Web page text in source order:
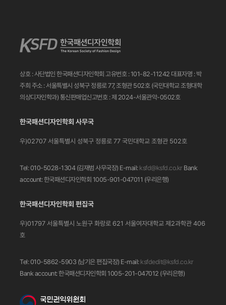
상호 : 사단법인 한국패션디자인학회 고유번호 : 101-82-11242 대표자명 : 박
주희 주소 : 서울특별시 성북구 정릉로 77, 조형관 502호 (국민대학교 조형대학
의상디자인학과) 통신판매업신고번호 : 제 2024-서울관악-0502호
한국패션디자인학회 사무국
우)02707 서울특별시 성북구 정릉로 77 국민대학교 조형관 502호
Tel: 010-5028-1304 (김재범 사무국장) E-mail: ksfd@ksfd.co.kr Bank
account: 한국패션디자인학회 1005-901-047011 (우리은행)
한국패션디자인학회 편집국
우)01797 서울특별시 노원구 화랑로 621 서울여자대학교 제2과학관 406
호
Tel: 010-5862-5903 (남기은 편집국장) E-mail: ksfdedit@ksfd.co.kr
Bank account: 한국패션디자인학회 1005-201-047012 (우리은행)